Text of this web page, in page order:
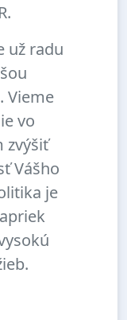
už radu
Vieme
vo
zvýšiť
Vášho
je